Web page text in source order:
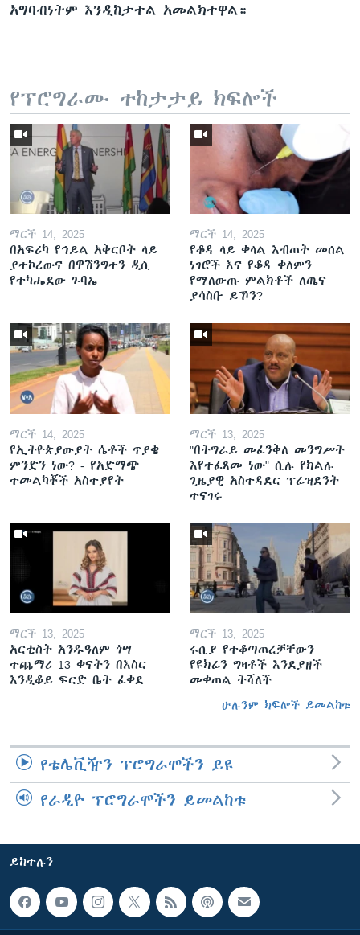
አግባብነትም እንዲከታተል አመልክተዋል።
የፕሮግራሙ ተከታታይ ክፍሎች
ማርች 14, 2025
በአፍሪካ የኅይል አቅርቦት ላይ
ያተኮረውና በዋሽንግተን ዲሲ
የተካሔደው ጉባኤ
ማርች 14, 2025
የቆዳ ላይ ቀላል እብጠት መሰል
ነገሮች እና የቆዳ ቀለምን
የሚለውጡ ምልክቶች ለጤና
ያሳስቡ ይኾን?
ማርች 14, 2025
የኢትዮጵያውያት ሴቶች ጥያቄ
ምንድን ነው? - የአድማጭ
ተመልካቾች አስተያየት
ማርች 13, 2025
"በትግራይ መፈንቅለ መንግሥት
እየተፈጸመ ነው" ሲሉ የክልሉ
ጊዜያዊ አስተዳደር ፕሬዝደንት
ተናገሩ
ማርች 13, 2025
አርቲስት አንዱዓለም ጎሣ
ተጨማሪ 13 ቀናትን በእስር
እንዲቆይ ፍርድ ቤት ፈቀደ
ማርች 13, 2025
ሩሲያ የተቆጣጠረቻቸውን
የዩክሬን ግዛቶች እንደያዘች
መቀጠል ትሻለች
ሁሉንም ክፍሎች ይመልከቱ
የቴሌቪዥን ፕሮግራሞችን ይዩ
የራዲዮ ፕሮግራሞችን ይመልከቱ
ይከተሉን